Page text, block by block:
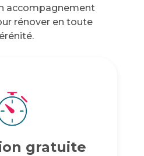
accompagnement
rénover en toute
gratuite